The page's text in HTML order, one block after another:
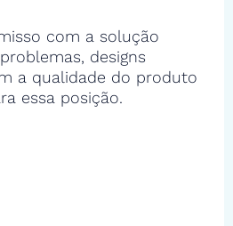
com a solução
designs
a qualidade do produto
essa posição.